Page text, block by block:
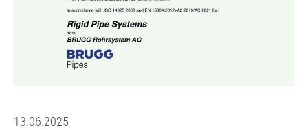
13.06.2025